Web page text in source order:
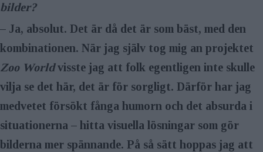
bilder?
– Ja, absolut. Det är då det är som bäst, med den
kombinationen. När jag själv tog mig an projektet
Zoo Worldvisste jag att folk egentligen inte skulle
vilja se det här, det är för sorgligt. Därför har jag
medvetet försökt fånga humorn och det absurda i
situationerna – hitta visuella lösningar som gör
bilderna mer spännande. På så sätt hoppas jag att